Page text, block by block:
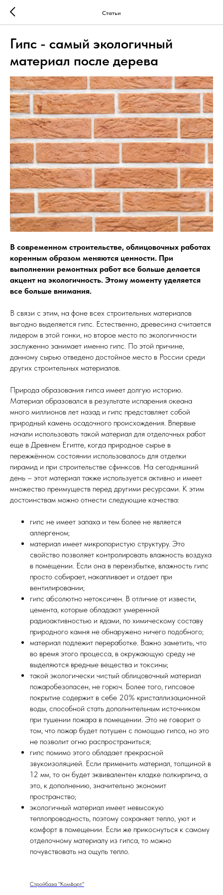
Статьи
Гипс - самый экологичный
материал после дерева
В современном строительстве, облицовочных работах
коренным образом меняются ценности. При
выполнении ремонтных работ все больше делается
акцент на экологичность. Этому моменту уделяется
все больше внимания.
В связи с этим, на фоне всех строительных материалов
выгодно выделяется гипс. Естественно, древесина считается
лидером в этой гонки, но второе место по экологичности
заслуженно занимает именно гипс. По этой причине,
данному сырью отведено достойное место в России среди
других строительных материалов.
Природа образования гипса имеет долгую историю.
Материал образовался в результате испарения океана
много миллионов лет назад и гипс представляет собой
природный камень осадочного происхождения. Впервые
начали использовать такой материал для отделочных работ
еще в Древнем Египте, когда природное сырье в
пережжённом состоянии использовалось для отделки
пирамид и при строительстве сфинксов. На сегодняшний
день – этот материал также используется активно и имеет
множество преимуществ перед другими ресурсами. К этим
достоинствам можно отнести следующие качества:
гипс не имеет запаха и тем более не является
аллергеном;
материал имеет микропористую структуру. Это
свойство позволяет контролировать влажность воздуха
в помещении. Если она в переизбытке, влажность гипс
просто собирает, накапливает и отдает при
вентилировании;
гипс абсолютно нетоксичен. В отличие от извести,
цемента, которые обладают умеренной
радиоактивностью и ядами, по химическому составу
природного камня не обнаружено ничего подобного;
материал подлежит переработке. Важно заметить, что
во время этого процесса, в окружающую среду не
выделяются вредные вещества и токсины;
такой экологически чистый облицовочный материал
пожаробезопасен, не горюч. Более того, гипсовое
покрытие содержит в себе 20% кристаллизационной
воды, способной стать дополнительным источником
при тушении пожара в помещении. Это не говорит о
том, что пожар будет потушен с помощью гипса, но это
не позволит огню распространиться;
гипс помимо этого обладает прекрасной
звукоизоляцией. Если применить материал, толщиной в
12 мм, то он будет эквивалентен кладке полкирпича, а
это, к дополнению, значительно экономит
пространство;
экологичный материал имеет невысокую
теплопроводность, поэтому сохраняет тепло, уют и
комфорт в помещении. Если же прикоснуться к самому
отделочному материалу из гипса, то можно
почувствовать на ощупь тепло.
Стройбаза "Комфорт"